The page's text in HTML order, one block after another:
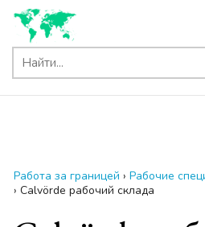
Работа за границей › Рабочие
› Calvörde рабочий склада